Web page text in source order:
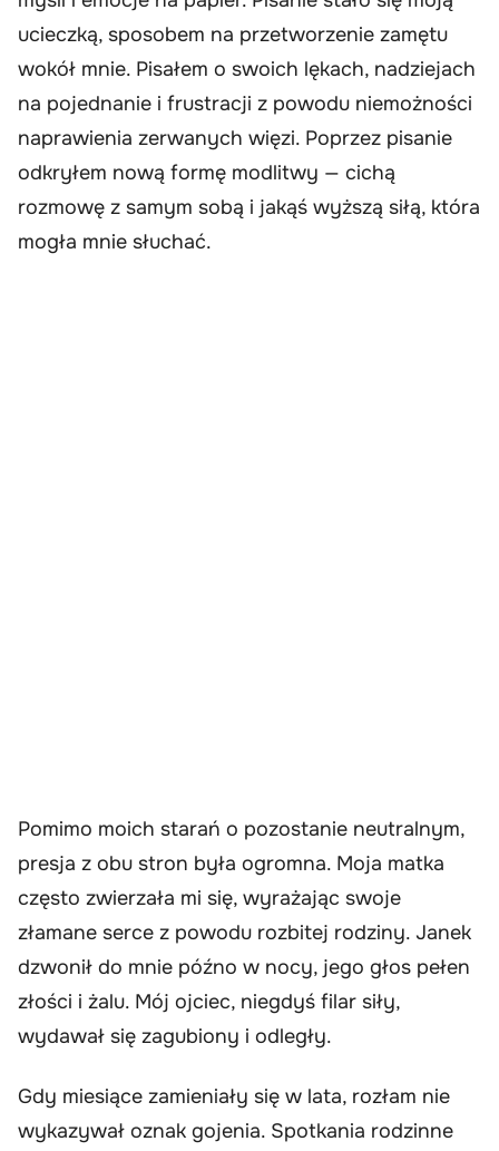
ucieczką, sposobem na przetworzenie zamętu
wokół mnie. Pisałem o swoich lękach, nadziejach
na pojednanie i frustracji z powodu niemożności
naprawienia zerwanych więzi. Poprzez pisanie
odkryłem nową formę modlitwy — cichą
rozmowę z samym sobą i jakąś wyższą siłą, która
mogła mnie słuchać.
Pomimo moich starań o pozostanie neutralnym,
presja z obu stron była ogromna. Moja matka
często zwierzała mi się, wyrażając swoje
złamane serce z powodu rozbitej rodziny. Janek
dzwonił do mnie późno w nocy, jego głos pełen
złości i żalu. Mój ojciec, niegdyś filar siły,
wydawał się zagubiony i odległy.
Gdy miesiące zamieniały się w lata, rozłam nie
wykazywał oznak gojenia. Spotkania rodzinne